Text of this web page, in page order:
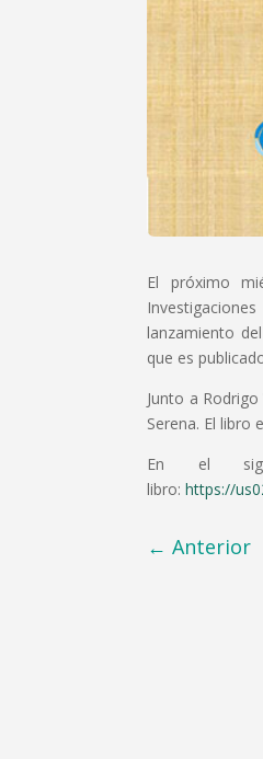
El próximo
lanzamiento
que es
Junto a
Serena. El libro
En el
libro:https://
←Anterior